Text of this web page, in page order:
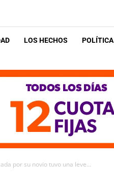
LOS HECHOS POLÍTICA
por su novio tuvo una leve...